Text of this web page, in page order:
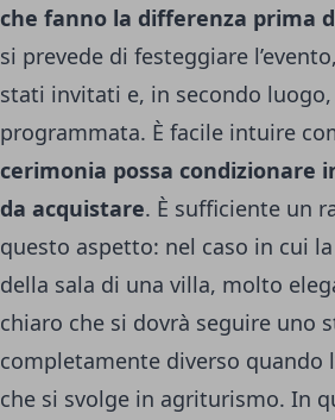
che fanno la differenza prima
si prevede di festeggiare
stati invitati e, in secondo
programmata. È facile intuire
cerimonia possa condizionare
da acquistare. È sufficiente un
questo aspetto: nel caso in cui
della sala di una villa, molto
chiaro che si dovrà seguire uno
completamente diverso quando
che si svolge in agriturismo. In